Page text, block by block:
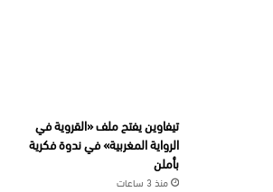
تيفاوين يفتح ملف «القروية في
الرواية المغربية» في ندوة فكرية
بأملن
منذ 3 ساعات